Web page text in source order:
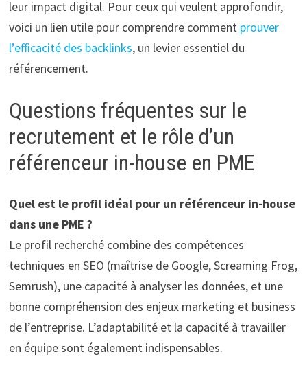
leur impact digital. Pour ceux qui veulent approfondir,
voici un lien utile pour comprendre comment prouver
l’efficacité des backlinks, un levier essentiel du
référencement.
Questions fréquentes sur le
recrutement et le rôle d’un
référenceur in-house en PME
Quel est le profil idéal pour un référenceur in-house
dans une PME ?
Le profil recherché combine des compétences
techniques en SEO (maîtrise de Google, Screaming Frog,
Semrush), une capacité à analyser les données, et une
bonne compréhension des enjeux marketing et business
de l’entreprise. L’adaptabilité et la capacité à travailler
en équipe sont également indispensables.